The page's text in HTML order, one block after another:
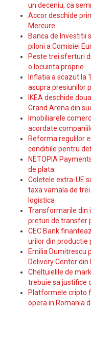
un deceniu, ca
Accor deschide
Mercure
Banca de Investitii
piloni a Comisiei
Peste trei sferturi
o locuinta proprie
Inflatia a scazut la
asupra presiunilor
IKEA deschide
Grand Arena din
Imobiliarele
acordate
Reforma regulilor
conditiile pentru
NETOPIA
de plata
Coletele extra-UE
taxa vamala de
logistica
Transformarile din
preturi de transfer
CEC Bank
urilor din productie
Emilia Dumitrescu
Delivery Center din
Cheltuielile de
trebuie sa justifice
Platformele cripto
opera in Romania